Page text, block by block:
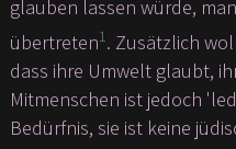
glauben lassen würde,
übertreten1. Zusätzlich
dass ihre Umwelt glaubt,
Mitmenschen ist jedoch
Bedürfnis, sie ist keine